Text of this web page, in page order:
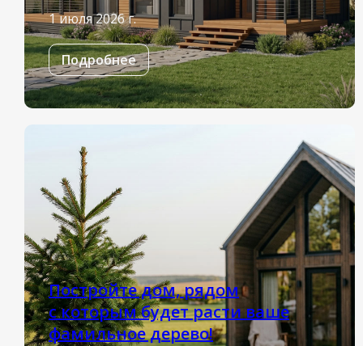
1 июля 2026 г.
Подробнее
Постройте дом, рядом
с которым будет расти ваше
фамильное дерево!